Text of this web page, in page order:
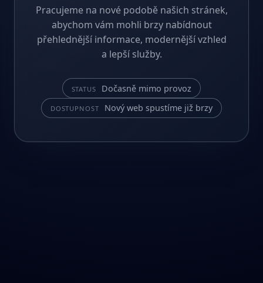
Pracujeme na nové podobě našich stránek,
abychom vám mohli brzy nabídnout
přehlednější informace, modernější vzhled
a lepší služby.
STATUS Dočasně mimo provoz
DOSTUPNOST Nový web spustíme již brzy